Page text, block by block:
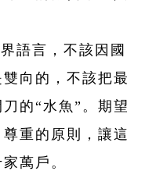
語言，不該因國
向的，不該把最
的“水魚”。期望
重的原則，讓這
萬戶。